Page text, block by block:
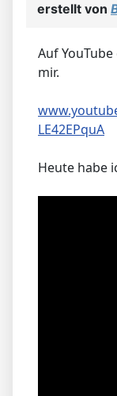
erstellt von
Auf
mir.
LE42EPquA
Heute habe